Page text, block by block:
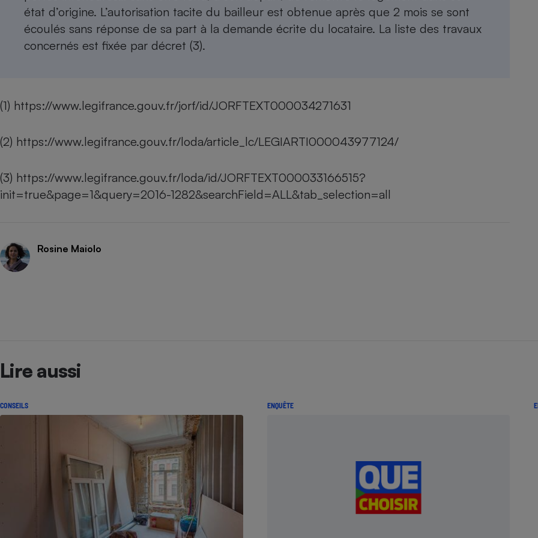
état d’origine. L’autorisation tacite du bailleur est obtenue après que 2 mois se sont
écoulés sans réponse de sa part à la demande écrite du locataire. La liste des travaux
concernés est fixée par décret (3).
(1) https://www.legifrance.gouv.fr/jorf/id/JORFTEXT000034271631
(2) https://www.legifrance.gouv.fr/loda/article_lc/LEGIARTI000043977124/
(3) https://www.legifrance.gouv.fr/loda/id/JORFTEXT000033166515?
init=true&page=1&query=2016-1282&searchField=ALL&tab_selection=all
Rosine Maiolo
Lire aussi
CONSEILS ENQUÊTE